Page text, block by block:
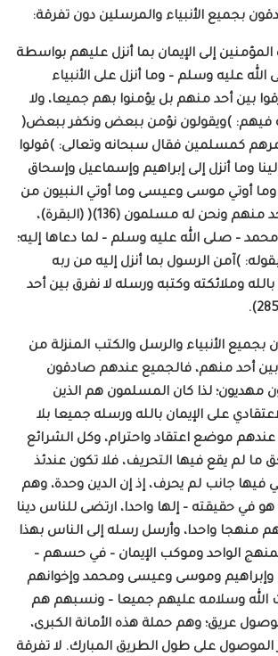
بجميع الأنبياء والمرسلين دون تفرقة:
المؤمنين إلى الإيمان بما أنزل عليهم بواسطة
عليه وسلم – وما أنزل على الأنبياء
بين أحد منهم بل يؤمنوا بهم جميعا، ولا
فيهم: )ويقولون نؤمن ببعض ونكفر ببعض(
بل أمرهم كمسلمين فقال سبحانه وتعالى: )قولوا
إلينا وما أنزل إلى إبراهيم وإسماعيل وإسحاق
أوتي موسى وعيسى وما أوتي النبيون من
ربهم لا نفرق بين أحد منهم ونحن له مسلمون (136)( (البقرة)،
– صلى الله عليه وسلم – لما دعاها إليه؛
)آمن الرسول بما أنزل إليه من ربه
وملائكته وكتبه ورسله لا نفرق بين أحد
الأنبياء والرسل والكتب المنزلة من
بين أحد منهم، فالجميع عندهم صادقون
مهديون؛ لذا كان المسلمون هم الذين
على الإيمان بالله ورسله جميعا بلا
موضع اعتقاد واحترام، وكل الشرائع
ما لم يقع فيها التحريف، فلا تكون عندئذ
فيها جانب لم يحرف، إذ إن الدين وحدة، وهم
هو في حقيقته – إلها واحدا، ارتضى للناس دينا
منهجا واحدا، وأرسل رسله إلى الناس بهذا
الواحد وموكب الإيمان – في حسهم –
وإبراهيم وموسى وعيسى ومحمد وإخوانهم
الله وسلامه عليهم جميعا – ونسبهم هم
عريق؛ وهم حملة هذه الأمانة الكبرى،
الموصول على طول الطريق المبارك. لا تفرقة